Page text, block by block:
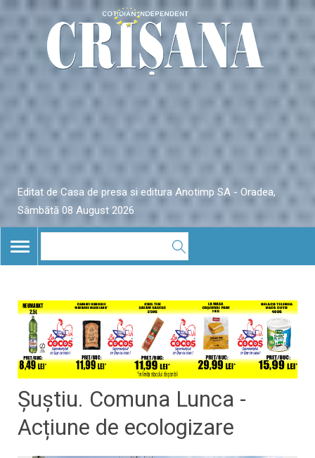
Editat de Casa de presa si editura Anotimp SA - Oradea,
Sâmbătă 08 August 2026
TOGGLE
NAVIGATION
Șuștiu. Comuna Lunca -
Acțiune de ecologizare